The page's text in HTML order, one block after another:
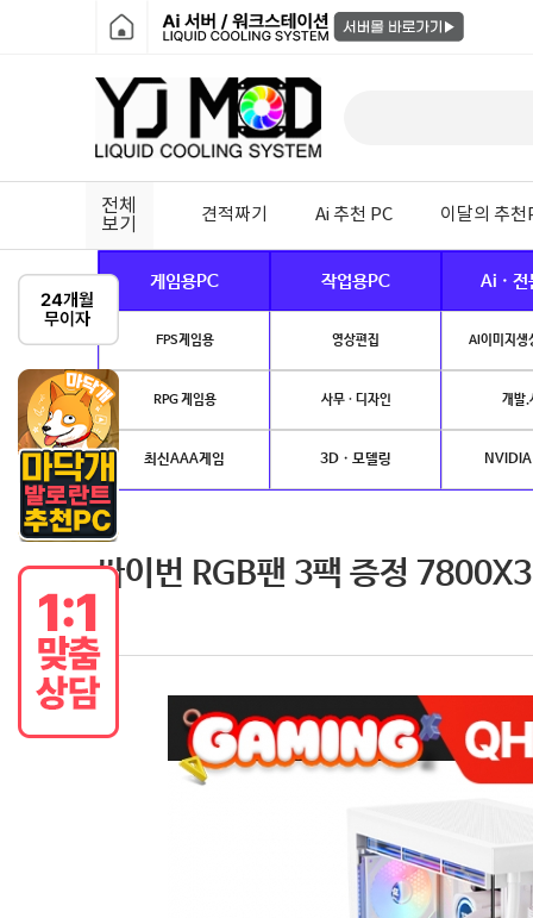
전체
보기
견적짜기 Ai 추천 PC 이달의 추천
게임용PC 작업용PC Ai · 전
FPS게임용 영상편집 AI이미지생
RPG 게임용 사무 · 디자인 개발.
최신AAA게임 3D · 모델링
싸이번 RGB팬 3팩 증정